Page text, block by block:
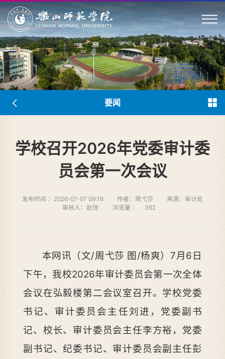
要闻
学校召开2026年党委审计委
员会第一次会议
发布时间 ：2026-07-07 09:16 作者：周弋莎
来源：审计处
审核人：赵弢
浏览量 ： 362
本网讯（文/周弋莎 图/杨爽）7月6日
下午，我校2026年审计委员会第一次全体
会议在弘毅楼第二会议室召开。学校党委
书记、审计委员会主任刘进，党委副书
记、校长、审计委员会主任李方裕，党委
副书记、纪委书记、审计委员会副主任彭